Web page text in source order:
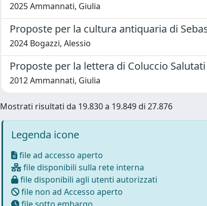
2025 Ammannati, Giulia
Proposte per la cultura antiquaria di
2024 Bogazzi, Alessio
Proposte per la lettera di Coluccio
2012 Ammannati, Giulia
Mostrati risultati da 19.830 a 19.849 di 27.876
Legenda icone
file ad accesso aperto
file disponibili sulla rete interna
file disponibili agli utenti autorizzati
file non ad Accesso aperto